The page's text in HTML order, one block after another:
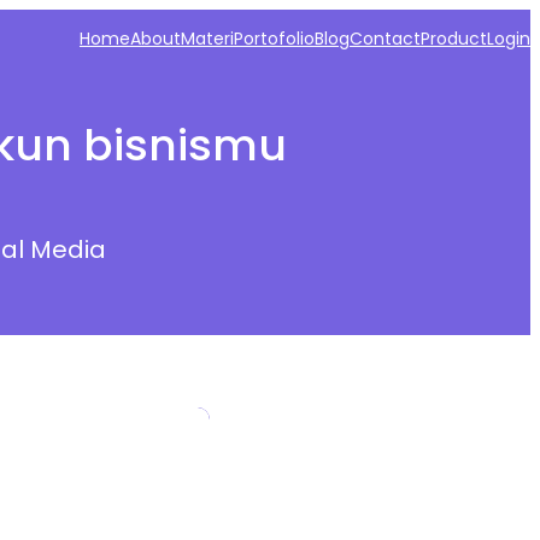
HomeAboutMateriPortofolioBlogContactProductLogin
bisnismu
Media